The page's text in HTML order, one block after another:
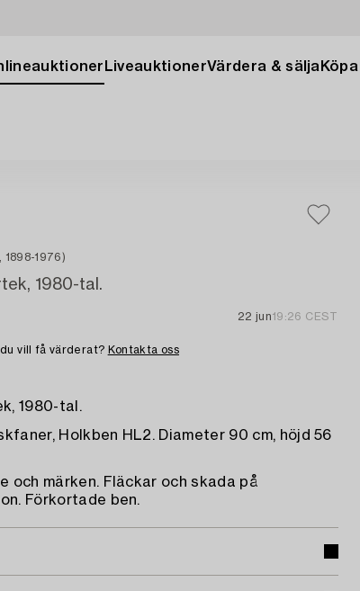
LiveauktionerVärdera & sälja Köpa
1898-1976)
1980-tal.
22 jun19:26 CEST
vill få värderat? Kontakta oss
1980-tal.
Holkben HL2. Diameter 90 cm, höjd 56
och märken. Fläckar och skada på
Förkortade ben.